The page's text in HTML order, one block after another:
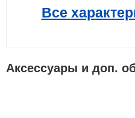
Все
Аксессуары и доп.